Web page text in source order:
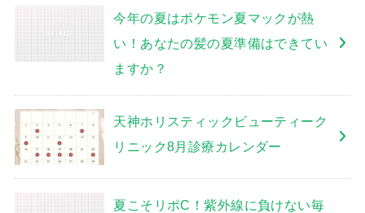
今年の夏はポケモン夏マックが熱
い！あなたの髪の夏準備はできてい
ますか？
天神ホリスティックビューティーク
リニック8月診療カレンダー
夏こそリポC！紫外線に負けない毎